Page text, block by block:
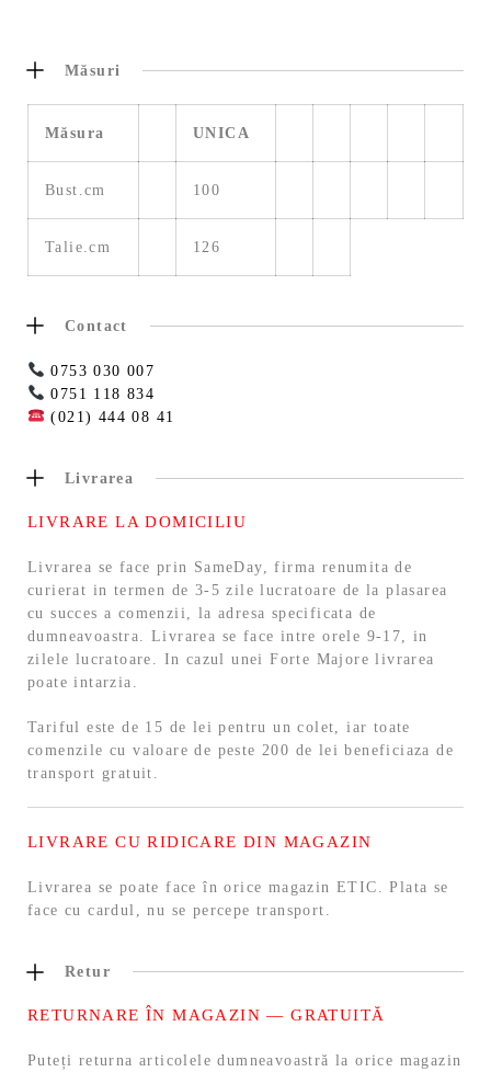
Măsuri
Măsura UNICA
Bust.cm 100
Talie.cm 126
Contact
0753 030 007
0751 118 834
(021) 444 08 41
Livrarea
LIVRARE LA DOMICILIU
Livrarea se face prin SameDay, firma renumita de
curierat in termen de 3-5 zile lucratoare de la plasarea
cu succes a comenzii, la adresa specificata de
dumneavoastra. Livrarea se face intre orele 9-17, in
zilele lucratoare. In cazul unei Forte Majore livrarea
poate intarzia.
Tariful este de 15 de lei pentru un colet, iar toate
comenzile cu valoare de peste 200 de lei beneficiaza de
transport gratuit.
LIVRARE CU RIDICARE DIN MAGAZIN
Livrarea se poate face în orice magazin ETIC. Plata se
face cu cardul, nu se percepe transport.
Retur
RETURNARE ÎN MAGAZIN — GRATUITĂ
Puteți returna articolele dumneavoastră la orice magazin